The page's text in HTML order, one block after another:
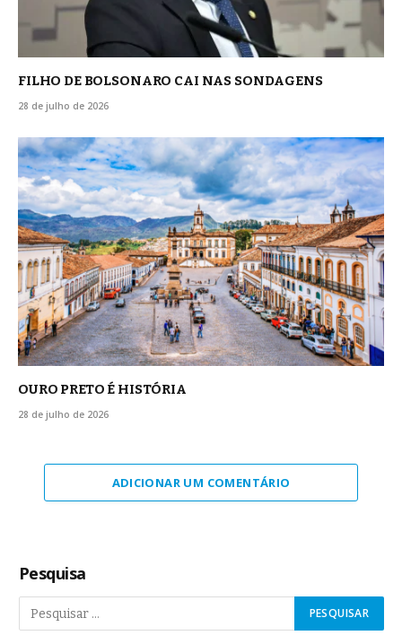
FILHO DE BOLSONARO CAI NAS SONDAGENS
28 de julho de 2026
OURO PRETO É HISTÓRIA
28 de julho de 2026
ADICIONAR UM COMENTÁRIO
Pesquisa